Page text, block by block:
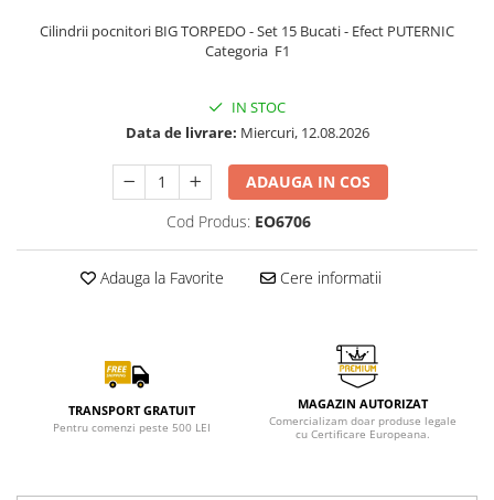
Cilindrii pocnitori BIG TORPEDO - Set 15 Bucati - Efect PUTERNIC
Categoria F1
IN STOC
Data de livrare: Miercuri, 12.08.2026
ADAUGA IN COS
Cod Produs: EO6706
Adauga la Favorite Cere informatii
TRANSPORT GRATUIT
Pentru comenzi peste 500 LEI
MAGAZIN AUTORIZAT
Comercializam doar produse legale
cu Certificare Europeana.